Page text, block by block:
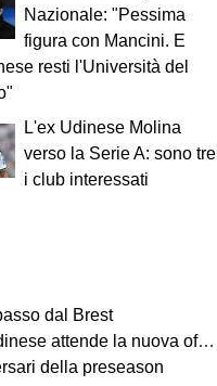
Nazionale: "Pessima
figura con Mancini. E
resti l'Università del
L'ex Udinese Molina
verso la Serie A: sono tre
i club interessati
dal Brest
attende la nuova offerta
della preseason